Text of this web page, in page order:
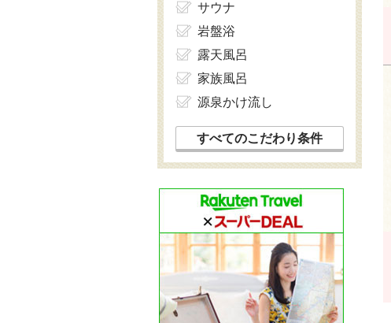
サウナ
岩盤浴
露天風呂
家族風呂
源泉かけ流し
すべてのこだわり条件